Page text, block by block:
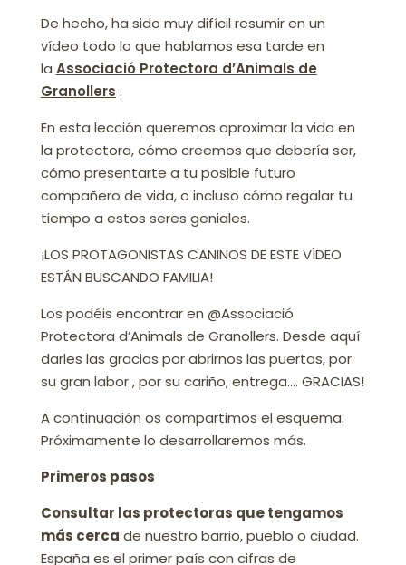
De hecho, ha sido muy difícil resumir en un
vídeo todo lo que hablamos esa tarde en
la Associació Protectora d’Animals de
Granollers .
En esta lección queremos aproximar la vida en
la protectora, cómo creemos que debería ser,
cómo presentarte a tu posible futuro
compañero de vida, o incluso cómo regalar tu
tiempo a estos seres geniales.
¡LOS PROTAGONISTAS CANINOS DE ESTE VÍDEO
ESTÁN BUSCANDO FAMILIA!
Los podéis encontrar en @Associació
Protectora d’Animals de Granollers. Desde aquí
darles las gracias por abrirnos las puertas, por
su gran labor , por su cariño, entrega…. GRACIAS!
A continuación os compartimos el esquema.
Próximamente lo desarrollaremos más.
Primeros pasos
Consultar las protectoras que tengamos
más cerca de nuestro barrio, pueblo o ciudad.
España es el primer país con cifras de